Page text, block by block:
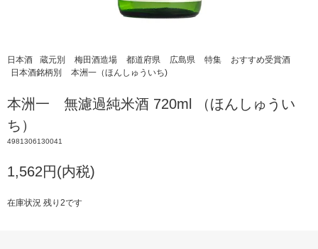
日本酒 蔵元別 梅田酒造場 都道府県 広島県 特集
おすすめ受賞酒
日本酒銘柄別
本洲一（ほんしゅういち)
本洲一 無濾過純米酒 720ml （ほんしゅうい
ち）
4981306130041
1,562円(内税)
在庫状況 残り2です